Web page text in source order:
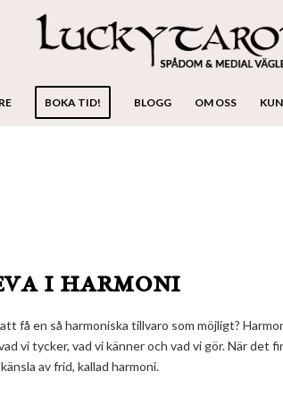
BOKA TID! BLOGG OM OSS
i harmoni
få en så harmoniska tillvaro som möjligt?
vi tycker, vad vi känner och vad vi gör. När det
av frid, kallad harmoni.